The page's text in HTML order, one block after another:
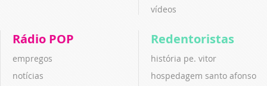
vídeos
Rádio POP
empregos
notícias
Redentoristas
história pe. vitor
hospedagem santo afonso